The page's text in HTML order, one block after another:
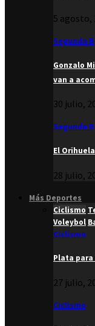
5 agosto,
Segunda B
Gonzalo
van a
30 julio,
Segunda B
El
28 julio,
Más Deportes
Ciclismo
Voleybol
Ciclismo
Plata para
27 julio,
Ciclismo